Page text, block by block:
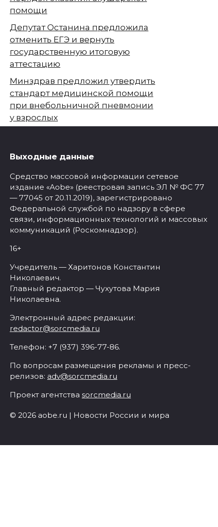
помощи
Депутат Останина предложила
отменить ЕГЭ и вернуть
государственную итоговую
аттестацию
Минздрав предложил утвердить
стандарт медицинской помощи
при внебольничной пневмонии
у взрослых
Выходные данные
Средство массовой информации сетевое
издание «Aobe» (реестровая запись ЭЛ № ФС 77
— 77045 от 20.11.2019), зарегистрировано
Федеральной службой по надзору в сфере
связи, информационных технологий и массовых
коммуникаций (Роскомнадзор).
16+
Учредитель — Харитонов Константин
Николаевич.
Главный редактор — Чухутова Мария
Николаевна.
Электронный адрес редакции:
redactor@sorcmedia.ru
Телефон: +7 (937) 396-77-86.
По вопросам размещения рекламы и пресс-
релизов: adv@sorcmedia.ru
Проект агентства sorcmedia.ru
© 2026 aobe.ru | Новости России и мира